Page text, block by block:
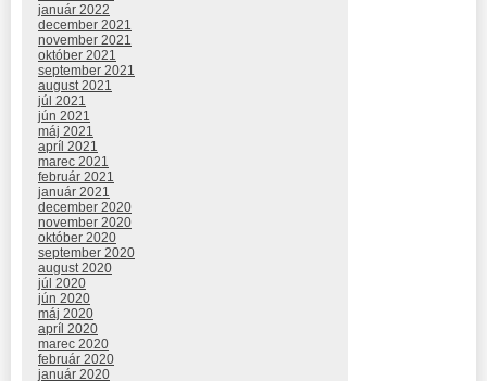
január 2022
december 2021
november 2021
október 2021
september 2021
august 2021
júl 2021
jún 2021
máj 2021
apríl 2021
marec 2021
február 2021
január 2021
december 2020
november 2020
október 2020
september 2020
august 2020
júl 2020
jún 2020
máj 2020
apríl 2020
marec 2020
február 2020
január 2020